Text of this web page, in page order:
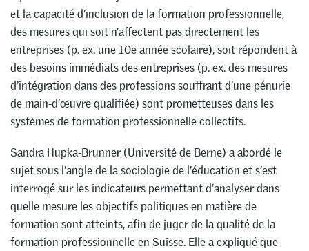
et la capacité d’inclusion de la formation professionnelle,
des mesures qui soit n’affectent pas directement les
entreprises (p. ex. une 10e année scolaire), soit répondent à
des besoins immédiats des entreprises (p. ex. des mesures
d’intégration dans des professions souffrant d’une pénurie
de main-d’œuvre qualifiée) sont prometteuses dans les
systèmes de formation professionnelle collectifs.
Sandra Hupka-Brunner (Université de Berne) a abordé le
sujet sous l’angle de la sociologie de l’éducation et s’est
interrogé sur les indicateurs permettant d’analyser dans
quelle mesure les objectifs politiques en matière de
formation sont atteints, afin de juger de la qualité de la
formation professionnelle en Suisse. Elle a expliqué que